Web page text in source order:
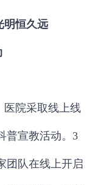
明恒久远
医院采取线上线
普宣教活动。3
团队在线上开启